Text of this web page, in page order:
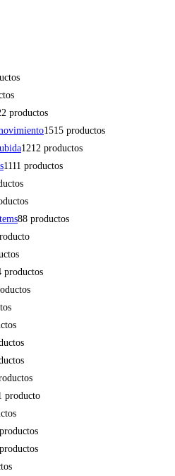
2 productos
1515 productos
1212 productos
11 11 productos
88 productos
productos
producto